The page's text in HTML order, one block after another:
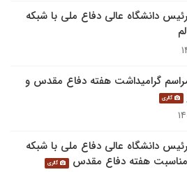
دانشگاه عالی دفاع ملی با شبکه
گرامیداشت هفته دفاع مقدس و
گالری
دانشگاه عالی دفاع ملی با شبکه
مناسبت هفته دفاع مقدس
گالری